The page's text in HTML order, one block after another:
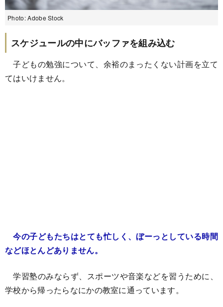
Photo: Adobe Stock
スケジュールの中にバッファを組み込む
子どもの勉強について、余裕のまったくない計画を立て
てはいけません。
今の子どもたちはとても忙しく、ぼーっとしている時間
などほとんどありません。
学習塾のみならず、スポーツや音楽などを習うために、
学校から帰ったらなにかの教室に通っています。